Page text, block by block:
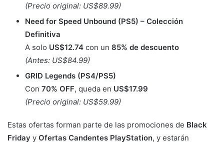
(Precio original: US$89.99)
Need for Speed Unbound (PS5) – Colección
Definitiva
A solo US$12.74 con un 85% de descuento
(Antes: US$84.99)
GRID Legends (PS4/PS5)
Con 70% OFF, queda en US$17.99
(Precio original: US$59.99)
Estas ofertas forman parte de las promociones de Black
Friday y Ofertas Candentes PlayStation, y estarán